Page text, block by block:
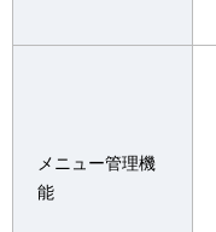
メニュー管理機
能